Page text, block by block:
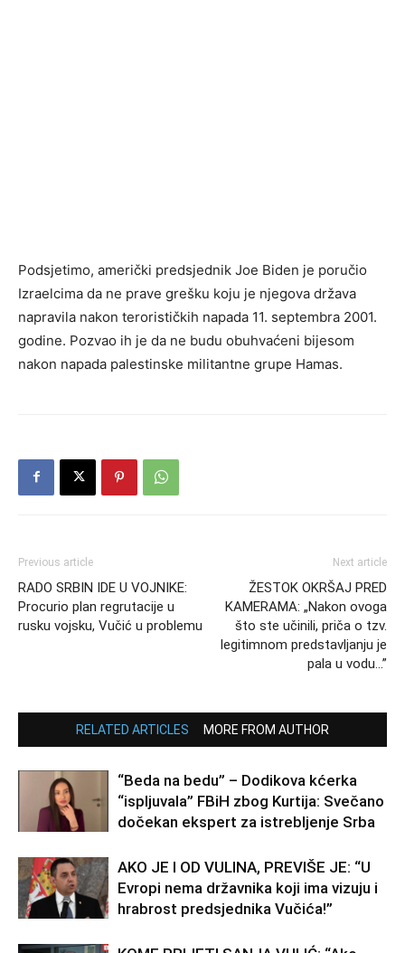
Podsjetimo, američki predsjednik Joe Biden je poručio
Izraelcima da ne prave grešku koju je njegova država
napravila nakon terorističkih napada 11. septembra 2001.
godine. Pozvao ih je da ne budu obuhvaćeni bijesom
nakon napada palestinske militantne grupe Hamas.
Previous article
RADO SRBIN IDE U VOJNIKE:
Procurio plan regrutacije u
rusku vojsku, Vučić u problemu
Next article
ŽESTOK OKRŠAJ PRED
KAMERAMA: „Nakon ovoga
što ste učinili, priča o tzv.
legitimnom predstavljanju je
pala u vodu…”
RELATED ARTICLES MORE FROM AUTHOR
“Beda na bedu” – Dodikova kćerka
“ispljuvala” FBiH zbog Kurtija: Svečano
dočekan ekspert za istrebljenje Srba
AKO JE I OD VULINA, PREVIŠE JE: “U
Evropi nema državnika koji ima vizuju i
hrabrost predsjednika Vučića!”